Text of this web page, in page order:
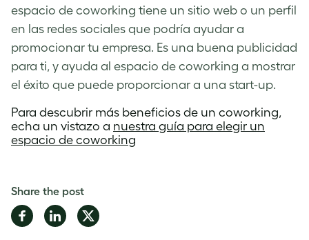
espacio de coworking tiene un sitio web o un perfil
en las redes sociales que podría ayudar a
promocionar tu empresa. Es una buena publicidad
para ti, y ayuda al espacio de coworking a mostrar
el éxito que puede proporcionar a una start-up.
Para descubrir más beneficios de un coworking,
echa un vistazo a nuestra guía para elegir un
espacio de coworking
Share the post
Share
on
Share
on
Share
on